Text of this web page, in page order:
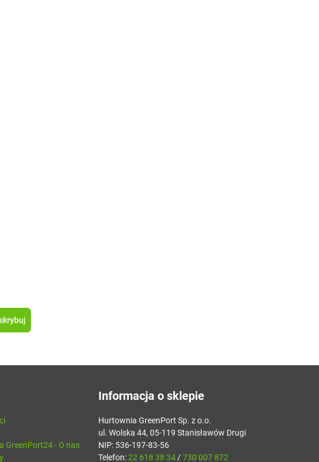
GreenPort24 - O nas
Informacja o sklepie
Hurtownia GreenPort Sp. z o.o.
ul. Wolska 44, 05-119 Stanisławów Drugi
NIP: 536-197-83-56
Telefon:22 618 38 34/730 007 872